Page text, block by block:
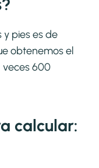
y pies es de
obtenemos el
veces 600
calcular: